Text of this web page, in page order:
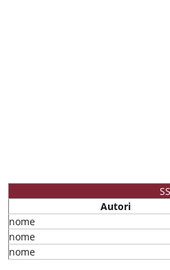
Autori
nome
nome
nome